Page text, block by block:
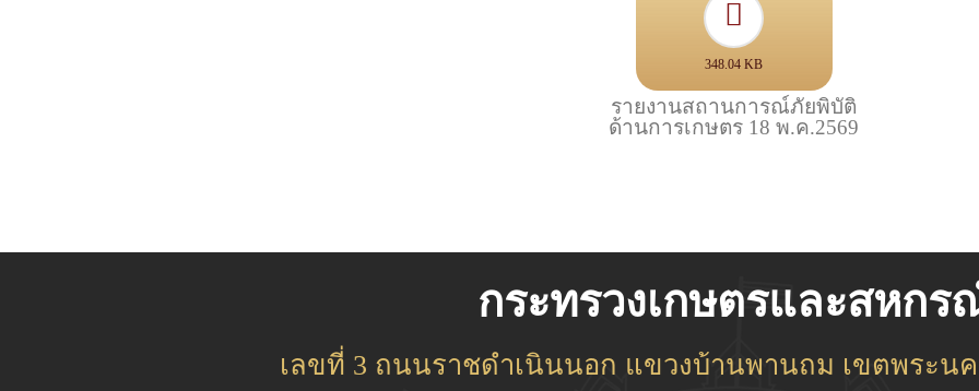
348.04 KB
รายงานสถานการณ์ภัยพิบัติ
ด้านการเกษตร 18 พ.ค.2569
กระทรวงเกษตรและสหกร
เลขที่ 3 ถนนราชดำเนินนอก แขวงบ้านพานถม เขตพระนค